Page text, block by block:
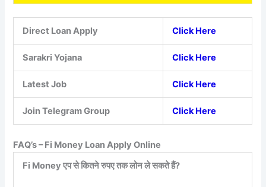
Direct Loan Apply Click Here
Sarakri Yojana Click Here
Latest Job Click Here
Join Telegram Group Click Here
FAQ’s – Fi Money Loan Apply Online
Fi Money एप से कितने रुपए तक लोन ले सकते हैं?